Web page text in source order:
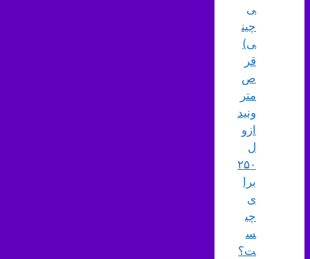
ی
چین
ی)
قر
ص
متر
ونید
ازو
ل
۲۵۰
برا
ی
چی
س
ت؟